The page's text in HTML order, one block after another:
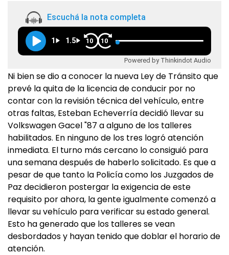
Escuchá la nota completa
1 1.5 10 10
Powered by Thinkindot Audio
Ni bien se dio a conocer la nueva Ley de Tránsito que
prevé la quita de la licencia de conducir por no
contar con la revisión técnica del vehículo, entre
otras faltas, Esteban Echeverría decidió llevar su
Volkswagen Gacel "87 a alguno de los talleres
habilitados. En ninguno de los tres logró atención
inmediata. El turno más cercano lo consiguió para
una semana después de haberlo solicitado. Es que a
pesar de que tanto la Policía como los Juzgados de
Paz decidieron postergar la exigencia de este
requisito por ahora, la gente igualmente comenzó a
llevar su vehículo para verificar su estado general.
Esto ha generado que los talleres se vean
desbordados y hayan tenido que doblar el horario de
atención.